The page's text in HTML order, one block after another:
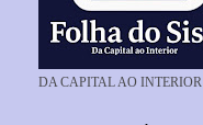
DA CAPITAL AO INTERIOR